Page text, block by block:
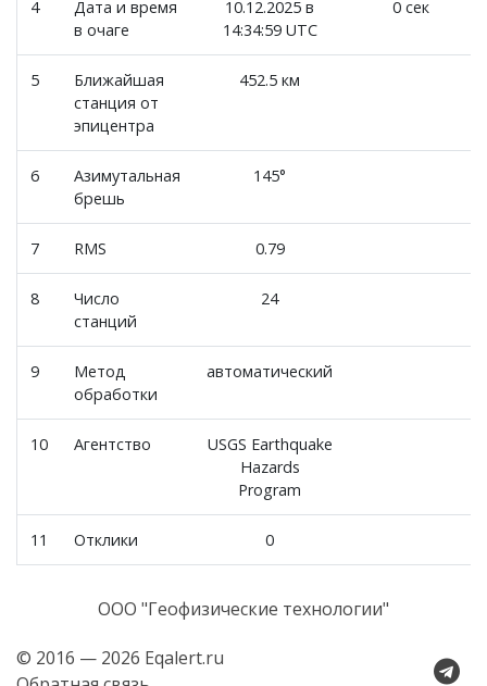
4
Дата и время
в очаге
10.12.2025 в
14:34:59 UTC
0 сек
5
Ближайшая
станция от
эпицентра
452.5 км
6
Азимутальная
брешь
145°
7 RMS 0.79
8
Число
станций
24
9
Метод
обработки
автоматический
10 Агентство
USGS Earthquake
Hazards
Program
11 Отклики 0
© 2016 — 2026 Eqalert.ru
ООО "Геофизические технологии"